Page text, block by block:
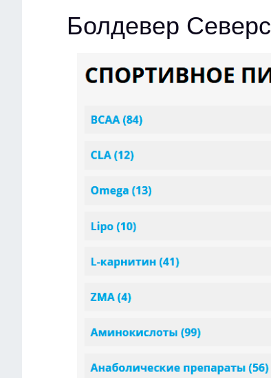
Болдевер